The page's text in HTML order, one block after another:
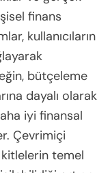
uyarlayarak
yöntemler,
stresi önemli
Nasıl Geliştirir?
ve gerçek
finans